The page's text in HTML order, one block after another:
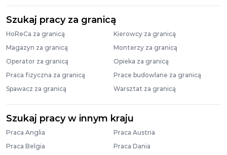
Szukaj pracy za granicą
HoReCa za granicą
Kierowcy za granicą
Magazyn za granicą
Monterzy za granicą
Operator za granicą
Opieka za granicą
Praca fizyczna za granicą
Prace budowlane za granicą
Spawacz za granicą
Warsztat za granicą
Szukaj pracy w innym kraju
Praca Anglia
Praca Austria
Praca Belgia
Praca Dania